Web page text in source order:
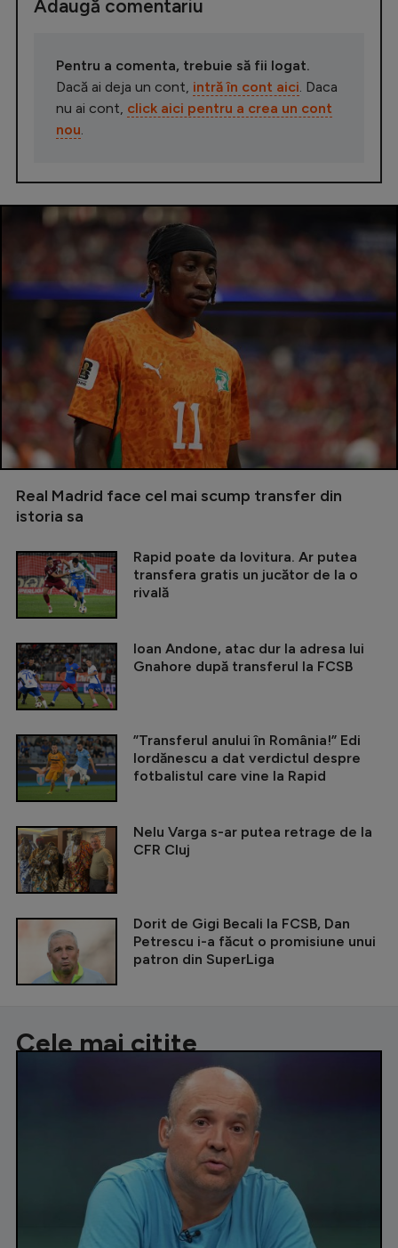
Adaugă comentariu
Pentru a comenta, trebuie să fii logat.
Dacă ai deja un cont, intră în cont aici . Daca
nu ai cont, click aici pentru a crea un cont
nou
Real Madrid face cel mai scump transfer din
istoria sa
Rapid poate da lovitura. Ar putea
transfera gratis un jucător de la o
rivală
Ioan Andone, atac dur la adresa lui
Gnahore după transferul la FCSB
”Transferul anului în România!” Edi
Iordănescu a dat verdictul despre
fotbalistul care vine la Rapid
Nelu Varga s-ar putea retrage de la
CFR Cluj
Dorit de Gigi Becali la FCSB, Dan
Petrescu i-a făcut o promisiune unui
patron din SuperLiga
Cele mai citite